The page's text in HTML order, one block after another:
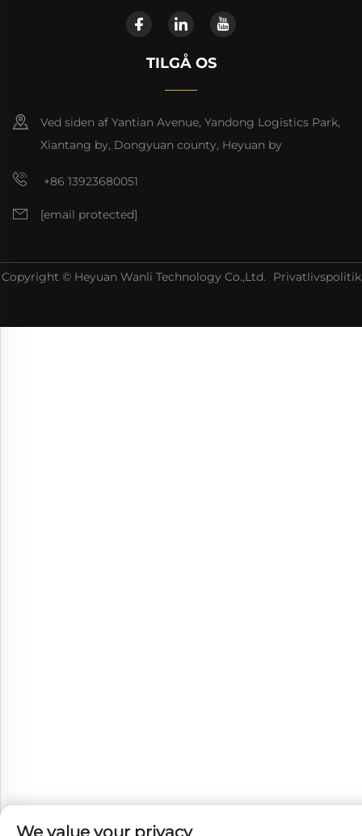
TILGÅ OS
Ved siden af Yantian Avenue, Yandong Logistics Park,
Xiantang by, Dongyuan county, Heyuan by
+86 13923680051
[email protected]
Copyright © Heyuan Wanli Technology Co.,Ltd. Privatlivspolitik
We value your privacy